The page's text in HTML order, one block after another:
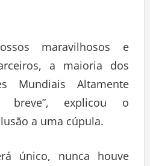
maravilhosos e
a maioria dos
Mundiais Altamente
breve”, explicou o
a uma cúpula.
único, nunca houve